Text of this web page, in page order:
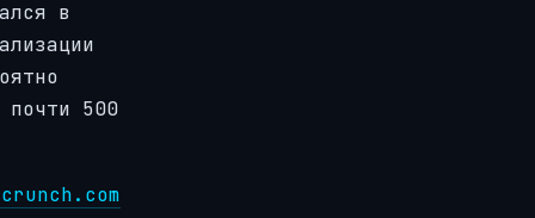
в
500